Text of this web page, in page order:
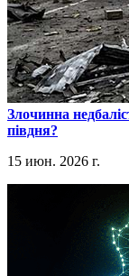
​Злочинна
півдня?
15 июн. 2026 г.